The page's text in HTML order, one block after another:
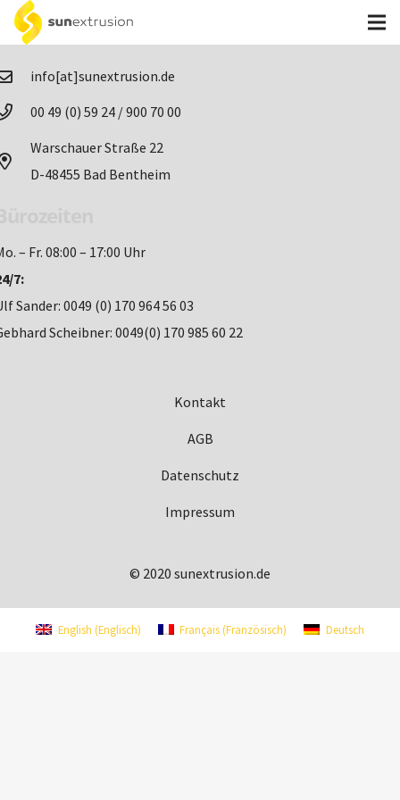
info[at]sunextrusion.de
00 49 (0) 59 24 / 900 70 00
Warschauer Straße 22
D-48455 Bad Bentheim
– Fr. 08:00 – 17:00 Uhr
7:
Sander: 0049 (0) 170 964 56 03
Scheibner: 0049(0) 170 985 60 22
Kontakt
AGB
Datenschutz
Impressum
© 2020 sunextrusion.de
English (Englisch) Français(Französisch) Deutsch